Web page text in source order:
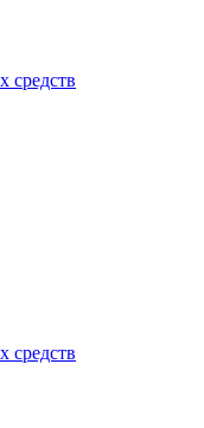
средств
средств